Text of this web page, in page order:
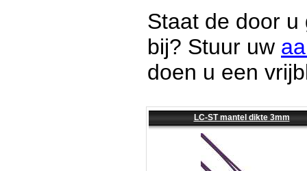
Staat de door
bij? Stuur uw
doen u een
LC-ST mantel dikte 3mm